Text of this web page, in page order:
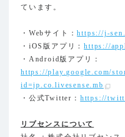
ています。
・Webサイト：https://j-
・iOS版アプリ：https://
・Android版アプリ：
https://play.google.com/
id=jp.co.livesense.mb
・公式Twitter： https://
リブセンスについて